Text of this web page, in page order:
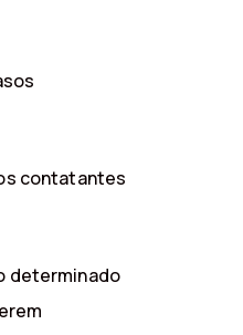
contatantes
determinado